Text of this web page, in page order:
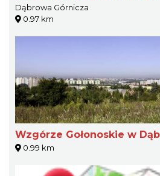
Dąbrowa Górnicza
0.97 km
Wzgórze Gołonoskie w
0.99 km